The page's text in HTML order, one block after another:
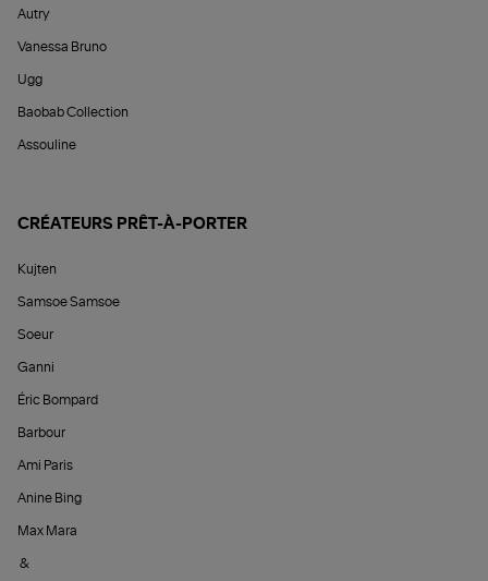
Autry
Vanessa Bruno
Ugg
Baobab Collection
Assouline
CRÉATEURS PRÊT-À-PORTER
Kujten
Samsoe Samsoe
Soeur
Ganni
Éric Bompard
Barbour
Ami Paris
Anine Bing
Max Mara
&